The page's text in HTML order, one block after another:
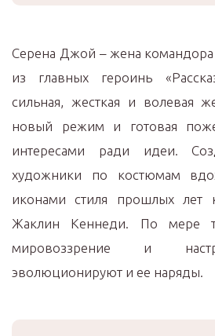
Серена Джой – жена
из главных героинь
сильная, жесткая и волевая
новый режим и готовая
интересами ради идеи.
художники по костюмам
иконами стиля прошлых лет
Жаклин Кеннеди. По мере
мировоззрение и
эволюционируют и ее наряды.